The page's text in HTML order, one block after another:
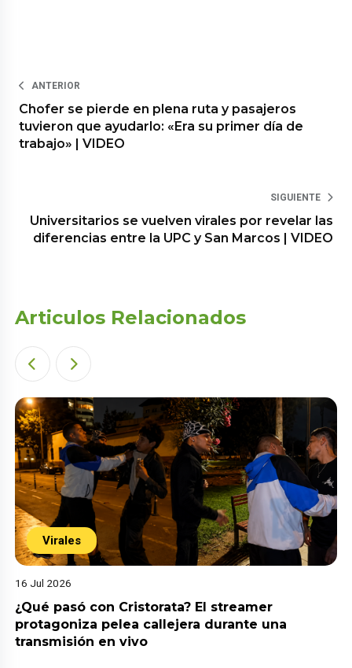
ANTERIOR
Chofer se pierde en plena ruta y pasajeros
tuvieron que ayudarlo: «Era su primer día de
trabajo» | VIDEO
SIGUIENTE
Universitarios se vuelven virales por revelar las
diferencias entre la UPC y San Marcos | VIDEO
Articulos Relacionados
Virales
16 Jul 2026
¿Qué pasó con Cristorata? El streamer
protagoniza pelea callejera durante una
transmisión en vivo